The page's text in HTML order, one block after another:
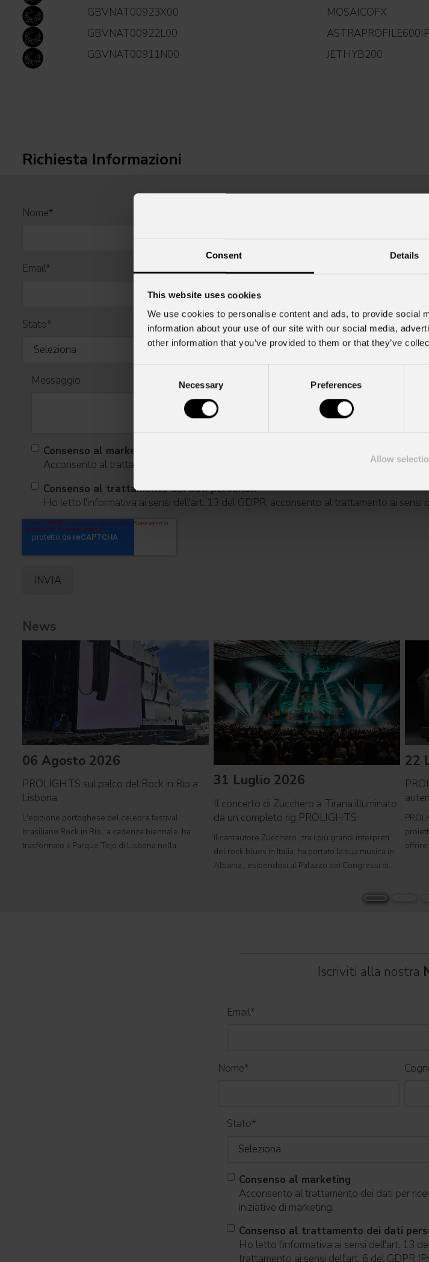
Consent Details
This website uses cookies
We use cookies to personalise content and ads, to provide social
information about your use of our site with our social media,
other information that you’ve provided to them or that they’ve
Necessary Preferences
Allow
GBVNAT00923X00
MOSAICOFX
GBVNAT00922L00
GBVNAT00911N00
JETHYB200
Richiesta Informazioni
Nome*
Email*
Stato* Cell.
Messaggio
Consenso al marketing
Acconsento al trattamento dei dati per ricevere informazioni commerciali e iniziative di
Consenso al trattamento dei dati personali
Ho letto l'informativa ai sensi dell'art. 13 del GDPR; acconsento al trattamento ai sensi
News
06 Agosto 2026
PROLIGHTS sul palco del Rock in Rio a
Lisbona
L'edizione portoghese del celebre festival
brasiliano Rock in Rio , a cadenza biennale, ha
trasformato il Parque Tejo di Lisbona nella
31 Luglio 2026
Il concerto di Zucchero a Tirana illuminato
da un completo rig PROLIGHTS
Il cantautore Zucchero , tra i più grandi interpreti
del rock blues in Italia, ha portato la sua musica in
Albania , esibendosi al Palazzo dei Congressi di
World Tour 2026 " e registrando il tutto esaurito
22
Iscriviti alla nostra
Email*
Nome*
Stato*
Consenso al marketing
Acconsento al trattamento dei dati per
iniziative di marketing.
Consenso al trattamento dei dati
Ho letto l'informativa ai sensi dell'art. 13
trattamento ai sensi dell'art. 6 del GDPR